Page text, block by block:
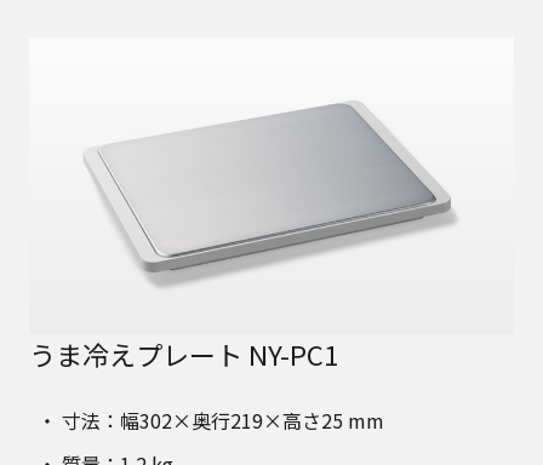
うま冷えプレート NY-PC1
寸法：幅302×奥行219×高さ25 mm